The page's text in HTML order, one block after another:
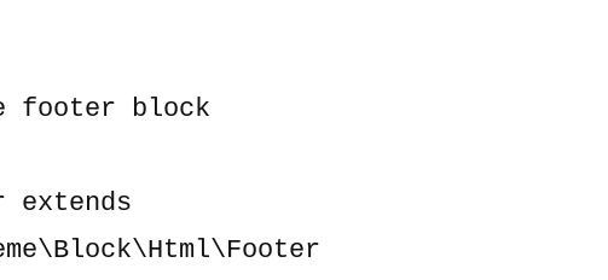
extends